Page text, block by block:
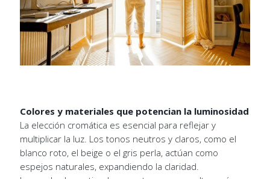
Colores y materiales que potencian la luminosidad
La elección cromática es esencial para reflejar y
multiplicar la luz. Los tonos neutros y claros, como el
blanco roto, el beige o el gris perla, actúan como
espejos naturales, expandiendo la claridad.